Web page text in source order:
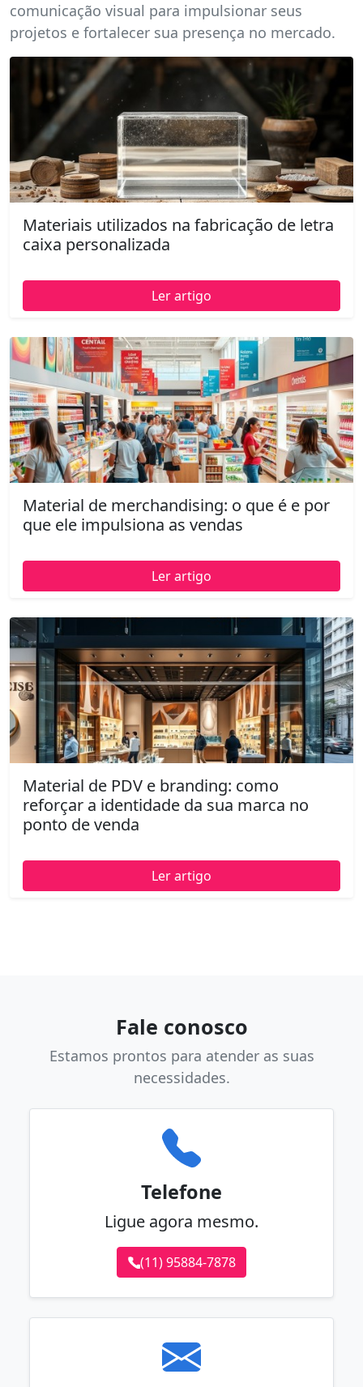
comunicação visual para impulsionar seus
projetos e fortalecer sua presença no mercado.
Materiais utilizados na fabricação de letra
caixa personalizada
Ler artigo
Material de merchandising: o que é e por
que ele impulsiona as vendas
Ler artigo
Material de PDV e branding: como
reforçar a identidade da sua marca no
ponto de venda
Ler artigo
Fale conosco
Estamos prontos para atender as suas
necessidades.
Telefone
Ligue agora mesmo.
(11) 95884-7878